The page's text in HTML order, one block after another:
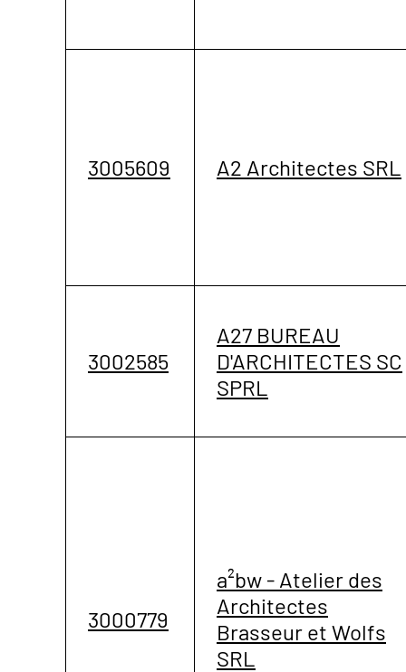
3005609 A2 Architectes SRL
3002585
A27 BUREAU
D'ARCHITECTES SC
SPRL
3000779
a²bw - Atelier des
Architectes
Brasseur et Wolfs
SRL